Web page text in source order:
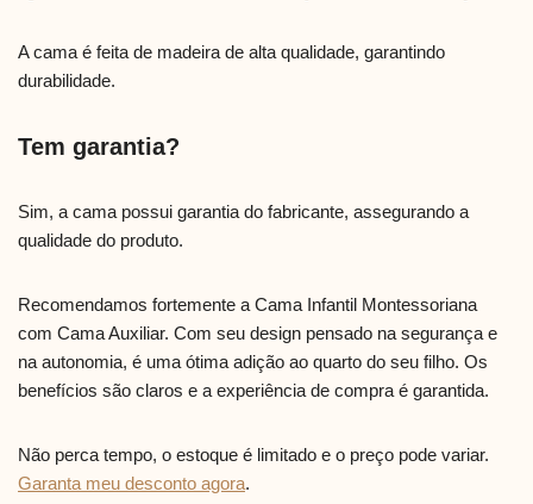
A cama é feita de madeira de alta qualidade, garantindo
durabilidade.
Tem garantia?
Sim, a cama possui garantia do fabricante, assegurando a
qualidade do produto.
Recomendamos fortemente a Cama Infantil Montessoriana
com Cama Auxiliar. Com seu design pensado na segurança e
na autonomia, é uma ótima adição ao quarto do seu filho. Os
benefícios são claros e a experiência de compra é garantida.
Não perca tempo, o estoque é limitado e o preço pode variar.
Garanta meu desconto agora.